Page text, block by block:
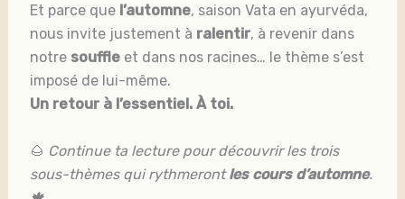
Et parce que l’automne, saison Vata en ayurvéda,
nous invite justement à ralentir, à revenir dans
notre souffle et dans nos racines… le thème s’est
imposé de lui-même.
Un retour à l’essentiel. À toi.
🌰 Continue ta lecture pour découvrir les trois
sous-thèmes qui rythmerontles cours d’automne.